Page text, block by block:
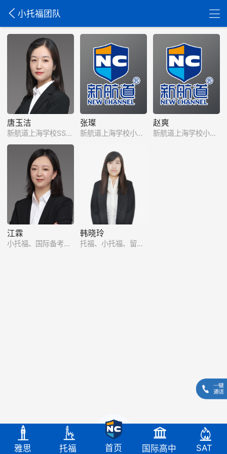
小托福团队
唐玉洁
新航道上海学校SSAT、小托福主讲
张璨
新航道上海学校小托福主讲
赵爽
新航道上海学校小托福主讲
江霖
小托福、国际备考主讲
韩晓玲
托福、小托福、留学预备、国际备考
雅思 托福 首页 国际高中 SAT